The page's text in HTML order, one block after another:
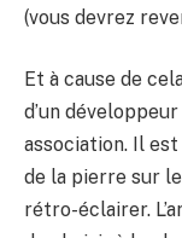
(vous devrez
Et à cause de
d’un
association. Il
de la pierre sur
rétro-éclairer.